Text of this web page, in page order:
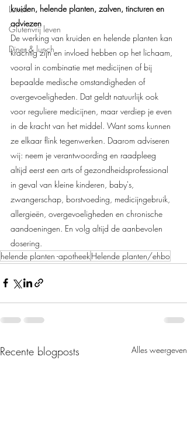
Lunch
Glutenvrij leven
Diner & lunch
kruiden, helende planten, zalven, tincturen en
adviezen
De werking van kruiden en helende planten kan
krachtig zijn en invloed hebben op het lichaam,
vooral in combinatie met medicijnen of bij
bepaalde medische omstandigheden of
overgevoeligheden. Dat geldt natuurlijk ook
voor reguliere medicijnen, maar verdiep je even
in de kracht van het middel. Want soms kunnen
ze elkaar flink tegenwerken. Daarom adviseren
wij: neem je verantwoording en raadpleeg
altijd eerst een arts of gezondheidsprofessional
in geval van kleine kinderen, baby's,
zwangerschap, borstvoeding, medicijngebruik,
allergieën, overgevoeligheden en chronische
aandoeningen. En volg altijd de aanbevolen
dosering.
helende planten -apotheek Helende planten/ehbo
Recente blogposts Alles weergeven